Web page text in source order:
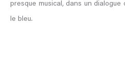
presque musical, dans un
le bleu.